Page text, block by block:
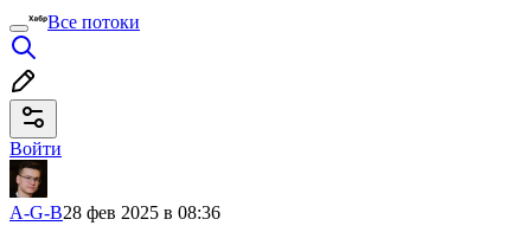
Все потоки
Войти
A-G-B28 фев 2025 в 08:36